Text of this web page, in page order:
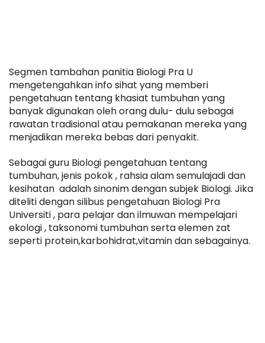
Segmen tambahan panitia Biologi Pra U
mengetengahkan info sihat yang memberi
pengetahuan tentang khasiat tumbuhan yang
banyak digunakan oleh orang dulu- dulu sebagai
rawatan tradisional atau pemakanan mereka yang
menjadikan mereka bebas dari penyakit.
Sebagai guru Biologi pengetahuan tentang
tumbuhan, jenis pokok , rahsia alam semulajadi dan
kesihatan  adalah sinonim dengan subjek Biologi. Jika
diteliti dengan silibus pengetahuan Biologi Pra
Universiti , para pelajar dan ilmuwan mempelajari
ekologi , taksonomi tumbuhan serta elemen zat
seperti protein,karbohidrat,vitamin dan sebagainya.